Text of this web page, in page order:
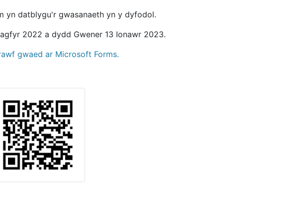
yn datblygu'r gwasanaeth yn y dyfodol.
2022 a dydd Gwener 13 Ionawr 2023.
gwaed ar Microsoft Forms.